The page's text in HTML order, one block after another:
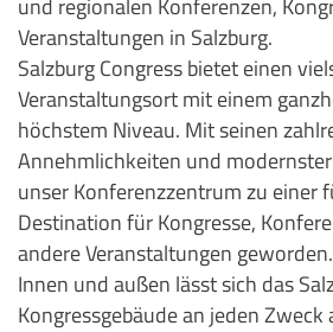
und regionalen Konferenzen,
Veranstaltungen in Salzburg.
Salzburg Congress bietet einen
Veranstaltungsort mit einem
höchstem Niveau. Mit seinen
Annehmlichkeiten und
unser Konferenzzentrum zu einer
Destination für Kongresse,
andere Veranstaltungen geworden.
Innen und außen lässt sich das
Kongressgebäude an jeden Zweck